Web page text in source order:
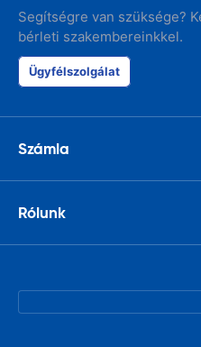
Segítségre van szüksége?
bérleti szakembereinkkel.
Ügyfélszolgálat
Számla
Rólunk